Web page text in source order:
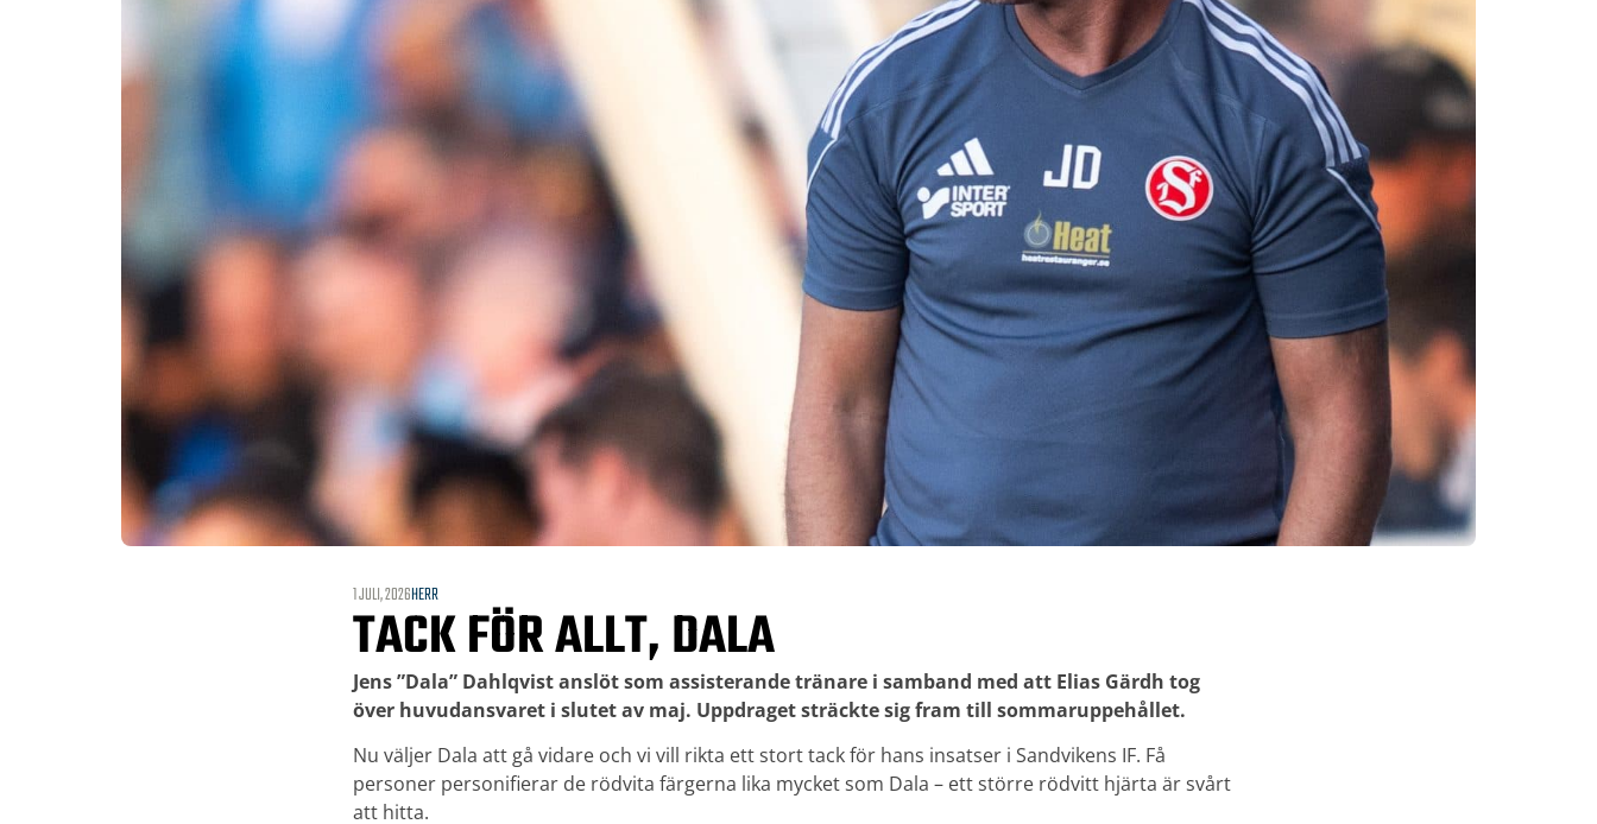
1 JULI, 2026HERR
TACK FÖR ALLT, DALA
Jens ”Dala” Dahlqvist anslöt som assisterande tränare i samband med att Elias Gärdh tog
över huvudansvaret i slutet av maj. Uppdraget sträckte sig fram till sommaruppehållet.
Nu väljer Dala att gå vidare och vi vill rikta ett stort tack för hans insatser i Sandvikens IF. Få
personer personifierar de rödvita färgerna lika mycket som Dala – ett större rödvitt hjärta är svårt
att hitta.